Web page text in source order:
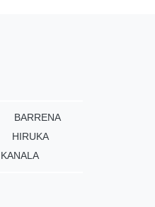
BARRENA
HIRUKA